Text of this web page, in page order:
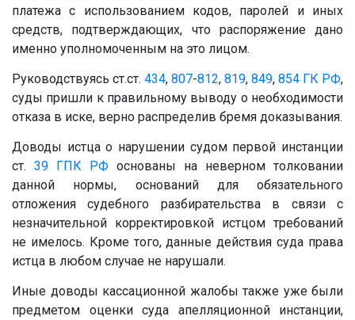
платежа с использованием кодов, паролей и иных
средств, подтверждающих, что распоряжение дано
именно уполномоченным на это лицом.
Руководствуясь ст.ст. 434, 807-812, 819, 849, 854 ГК РФ,
суды пришли к правильному выводу о необходимости
отказа в иске, верно распределив бремя доказывания.
Доводы истца о нарушении судом первой инстанции
ст. 39 ГПК РФ основаны на неверном толковании
данной нормы, оснований для обязательного
отложения судебного разбирательства в связи с
незначительной корректировкой истцом требований
не имелось. Кроме того, данные действия суда права
истца в любом случае не нарушали.
Иные доводы кассационной жалобы также уже были
предметом оценки суда апелляционной инстанции,